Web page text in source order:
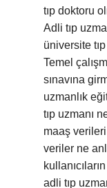
tıp doktoru
Adli tıp
üniversite
Temel
sınavına
uzmanlık
tıp uzmanı
maaş
veriler ne
adli tıp